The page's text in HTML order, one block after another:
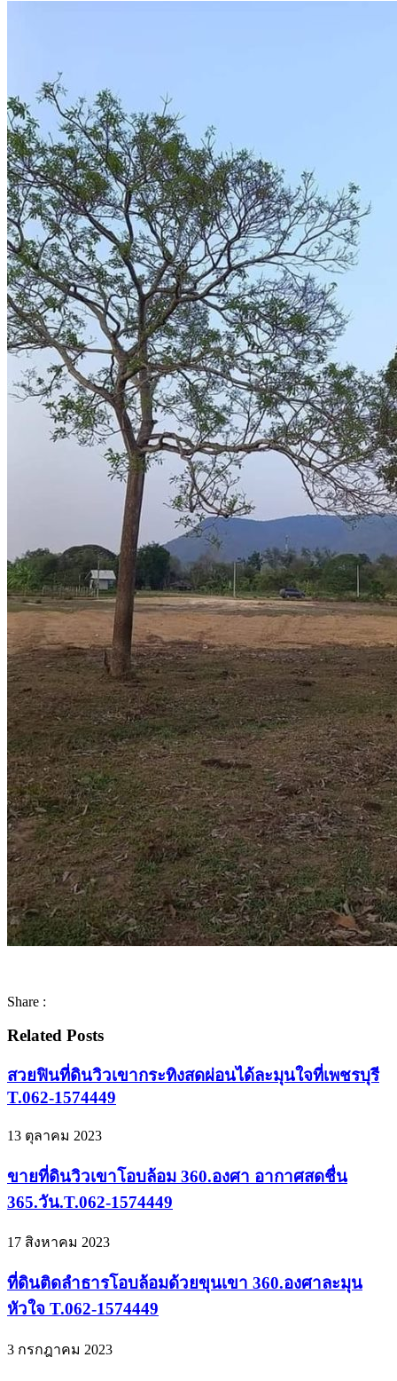
Share :
Related Posts
สวยฟินที่ดินวิวเขากระทิงสดผ่อนได้ละมุนใจที่เพชรบุรี
T.062-1574449
13 ตุลาคม 2023
ขายที่ดินวิวเขาโอบล้อม 360.องศา อากาศสดชื่น
365.วัน.T.062-1574449
17 สิงหาคม 2023
ที่ดินติดลำธารโอบล้อมด้วยขุนเขา 360.องศาละมุน
หัวใจ T.062-1574449
3 กรกฎาคม 2023